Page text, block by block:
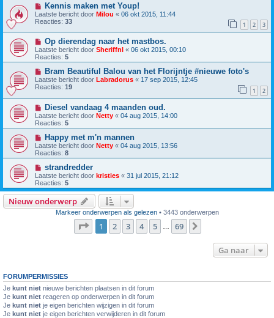
Kennis maken met Youp!
Laatste bericht door Milou « 06 okt 2015, 11:44
Reacties: 33 1 2 3
Op dierendag naar het mastbos.
Laatste bericht door Sheriffnl « 06 okt 2015, 00:10
Reacties: 5
Bram Beautiful Balou van het Florijntje #nieuwe foto's
Laatste bericht door Labradorus « 17 sep 2015, 12:45
Reacties: 19 1 2
Diesel vandaag 4 maanden oud.
Laatste bericht door Netty « 04 aug 2015, 14:00
Reacties: 5
Happy met m'n mannen
Laatste bericht door Netty « 04 aug 2015, 13:56
Reacties: 8
strandredder
Laatste bericht door kristies « 31 jul 2015, 21:12
Reacties: 5
Nieuw onderwerp
Markeer onderwerpen als gelezen• 3443 onderwerpen
Pagina van 69
1 2 3 4 5 69
Ga naar
FORUMPERMISSIES
Je kunt niet nieuwe berichten plaatsen in dit forum
Je kunt niet reageren op onderwerpen in dit forum
Je kunt niet je eigen berichten wijzigen in dit forum
Je kunt niet je eigen berichten verwijderen in dit forum